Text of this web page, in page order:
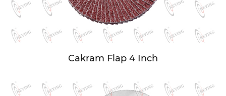
Cakram Flap 4 Inch